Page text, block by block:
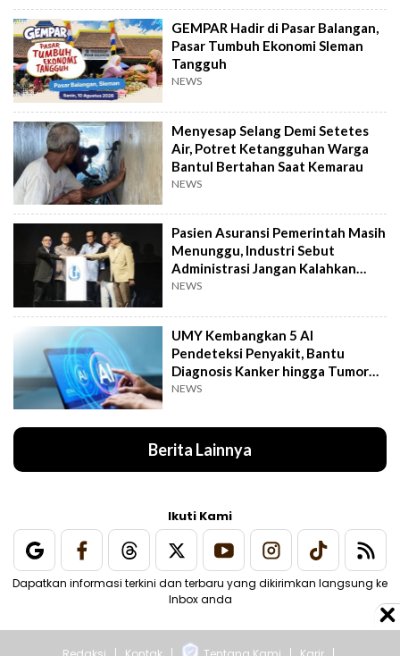
GEMPAR Hadir di Pasar Balangan,
Pasar Tumbuh Ekonomi Sleman
Tangguh
NEWS
Menyesap Selang Demi Setetes
Air, Potret Ketangguhan Warga
Bantul Bertahan Saat Kemarau
NEWS
Pasien Asuransi Pemerintah Masih
Menunggu, Industri Sebut
Administrasi Jangan Kalahkan
Kemanusiaan
NEWS
UMY Kembangkan 5 AI
Pendeteksi Penyakit, Bantu
Diagnosis Kanker hingga Tumor
Otak Lebih Cepat
NEWS
Berita Lainnya
Ikuti Kami
Dapatkan informasi terkini dan terbaru yang dikirimkan langsung ke
Inbox anda